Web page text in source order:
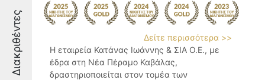
Διακριθέντες
Δείτε περισσότερα >>
Η εταιρεία Κατάνας Ιωάννης & ΣΙΑ Ο.Ε., με
έδρα στη Νέα Πέραμο Καβάλας,
δραστηριοποιείται στον τομέα των